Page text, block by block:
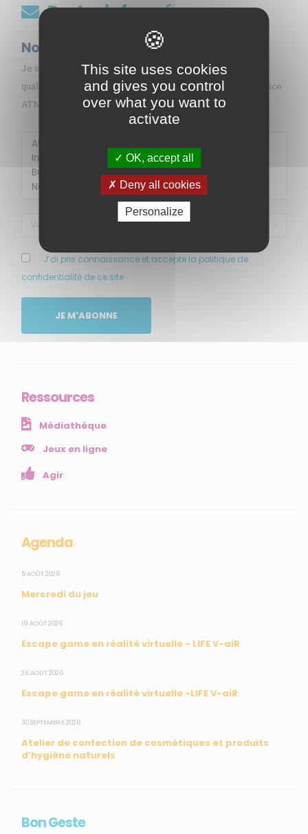
Restez informés
Nos abonnements
Je souhaite recevoir gratuitement les informations sur la
qualité de l’air en Martinique par mail (alerte pollution, indice
ATMO, sargasses, newsletter, etc.)
J’ai pris connaissance et accepte la politique de
confidentialité de ce site
JE M'ABONNE
Ressources
Médiathèque
Jeux en ligne
Agir
Agenda
5 AOÛT 2026
Mercredi du jeu
19 AOÛT 2026
Escape game en réalité virtuelle - LIFE V-aiR
26 AOÛT 2026
Escape game en réalité virtuelle -LIFE V-aiR
30 SEPTEMBRE 2026
Atelier de confection de cosmétiques et produits
d’hygiène naturels
Bon Geste
Membre de Agréé par
Accueil
Agir
NOS SERVICES
Presse
Mesures du réseau Sargasses
Open Data
CONTACT
Mail : info@madininair.fr
This site uses cookies
and gives you control
over what you want to
activate
OK, accept all
Deny all cookies
Personalize